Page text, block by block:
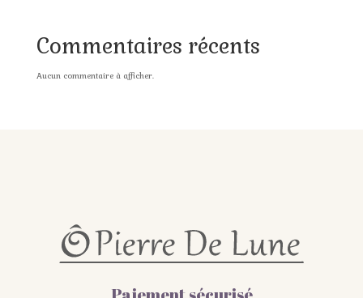
Commentaires récents
Aucun commentaire à afficher.